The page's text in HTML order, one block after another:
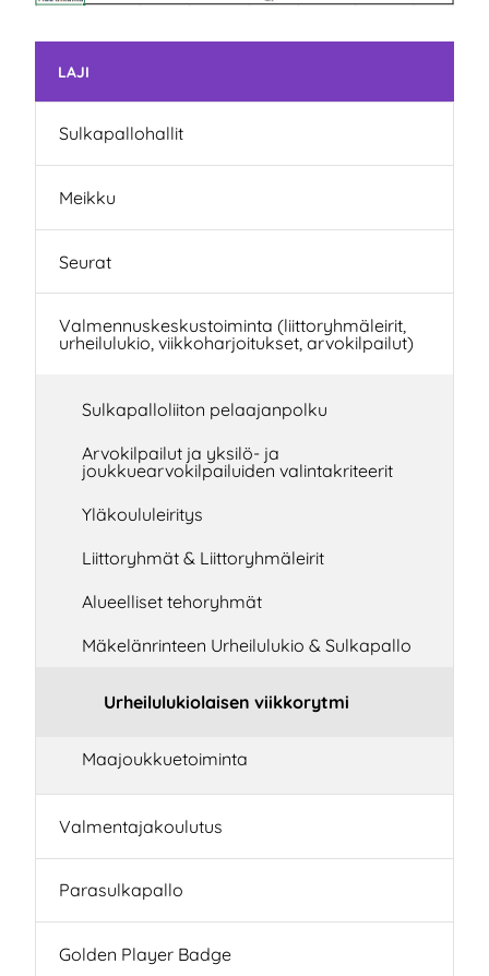
Skip subnavigation
LAJI
Sulkapallohallit
Meikku
Seurat
Valmennuskeskustoiminta (liittoryhmäleirit,
urheilulukio, viikkoharjoitukset, arvokilpailut)
Sulkapalloliiton pelaajanpolku
Arvokilpailut ja yksilö- ja
joukkuearvokilpailuiden valintakriteerit
Yläkoululeiritys
Liittoryhmät & Liittoryhmäleirit
Alueelliset tehoryhmät
Mäkelänrinteen Urheilulukio & Sulkapallo
Urheilulukiolaisen viikkorytmi
Maajoukkuetoiminta
Valmentajakoulutus
Parasulkapallo
Golden Player Badge